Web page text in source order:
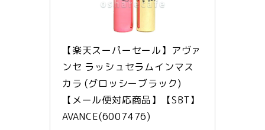
【楽天スーパーセール】アヴァ
ンセ ラッシュセラムインマス
カラ (グロッシーブラック)
【メール便対応商品】【SBT】
AVANCE(6007476)